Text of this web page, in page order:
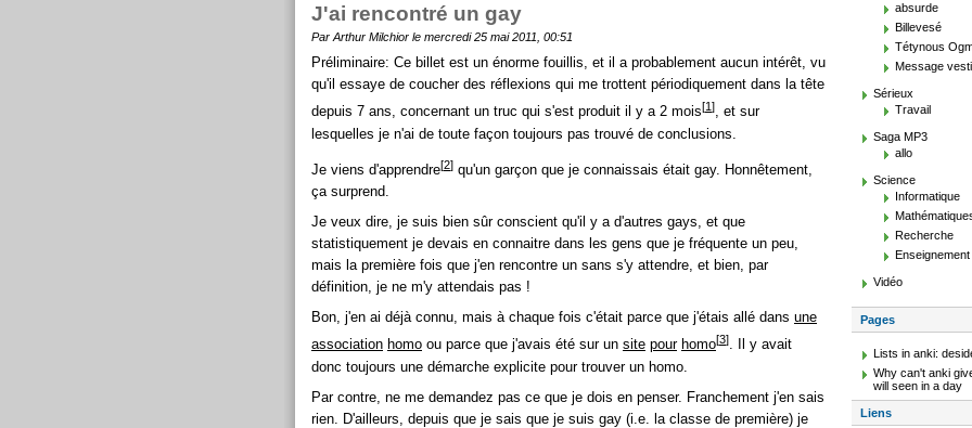
J'ai rencontré un gay
Par Arthur Milchior le mercredi 25 mai 2011, 00:51
Préliminaire: Ce billet est un énorme fouillis, et il a probablement aucun intérêt, vu
qu'il essaye de coucher des réflexions qui me trottent périodiquement dans la tête
depuis 7 ans, concernant un truc qui s'est produit il y a 2 mois[1], et sur
lesquelles je n'ai de toute façon toujours pas trouvé de conclusions.
Je viens d'apprendre[2] qu'un garçon que je connaissais était gay. Honnêtement,
ça surprend.
Je veux dire, je suis bien sûr conscient qu'il y a d'autres gays, et que
statistiquement je devais en connaitre dans les gens que je fréquente un peu,
mais la première fois que j'en rencontre un sans s'y attendre, et bien, par
définition, je ne m'y attendais pas !
Bon, j'en ai déjà connu, mais à chaque fois c'était parce que j'étais allé dans une
association homo ou parce que j'avais été sur un site pour homo[3]. Il y avait
donc toujours une démarche explicite pour trouver un homo.
Par contre, ne me demandez pas ce que je dois en penser. Franchement j'en sais
rien. D'ailleurs, depuis que je sais que je suis gay (i.e. la classe de première) je
absurde
Billevesé
Tétynous
Message
Sérieux
Travail
Saga MP3
allo
Science
Informatique
Recherche
Enseignement
Vidéo
Pages
Lists in anki:
Why can't anki
will seen in a day
Liens